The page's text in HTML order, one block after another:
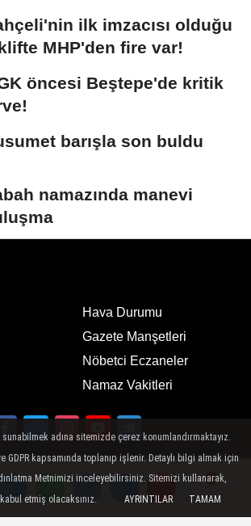
Yorumlar
Yorumlar
ilk imzacısı olduğu
MHP'den fire var!
öncesi Beştepe'de kritik
barışla son buldu
namazında manevi
Hava Durumu
Gazete Manşetleri
Nöbetci Eczaneler
Namaz Vakitleri
App Store
ücretsiz indirin
adına sitemizde çerez konumlandırmaktayız.
GDPR kapsamında toplanıp işlenir. Detaylı bilgi almak için
Metnimizi inceleyebilirsiniz. Sitemizi kullanarak,
etmiş olacaksınız.
AYRINTILAR TAMAM